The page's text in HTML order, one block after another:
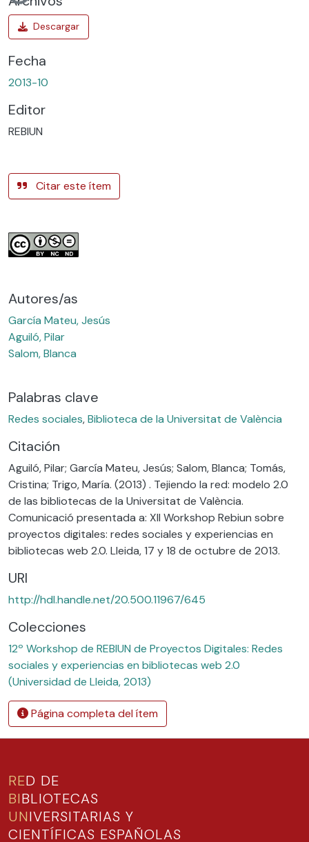
Fecha
2013-10
Editor
REBIUN
Citar este ítem
Autores/as
García Mateu, Jesús
Aguiló, Pilar
Salom, Blanca
Palabras clave
Redes sociales,Biblioteca de la Universitat de València
Citación
Aguiló, Pilar; García Mateu, Jesús; Salom, Blanca; Tomás,
Cristina; Trigo, María. (2013) . Tejiendo la red: modelo 2.0
de las bibliotecas de la Universitat de València.
Comunicació presentada a: XII Workshop Rebiun sobre
proyectos digitales: redes sociales y experiencias en
bibliotecas web 2.0. Lleida, 17 y 18 de octubre de 2013.
URI
http://hdl.handle.net/20.500.11967/645
Colecciones
12º Workshop de REBIUN de Proyectos Digitales: Redes
sociales y experiencias en bibliotecas web 2.0
(Universidad de Lleida, 2013)
Página completa del ítem
RED DE
BIBLIOTECAS
UNIVERSITARIAS Y
CIENTÍFICAS ESPAÑOLAS